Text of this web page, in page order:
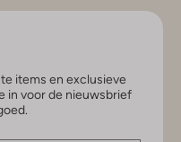
items en exclusieve
in voor de nieuwsbrief